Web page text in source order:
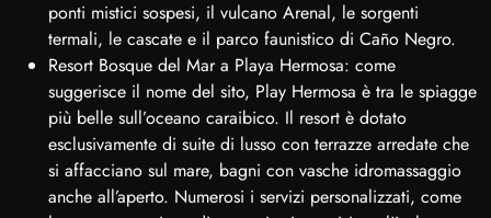
ponti mistici sospesi, il vulcano Arenal, le sorgenti
termali, le cascate e il parco faunistico di Caño Negro.
Resort Bosque del Mar a Playa Hermosa: come
suggerisce il nome del sito, Play Hermosa è tra le spiagge
più belle sull’oceano caraibico. Il resort è dotato
esclusivamente di suite di lusso con terrazze arredate che
si affacciano sul mare, bagni con vasche idromassaggio
anche all’aperto. Numerosi i servizi personalizzati, come